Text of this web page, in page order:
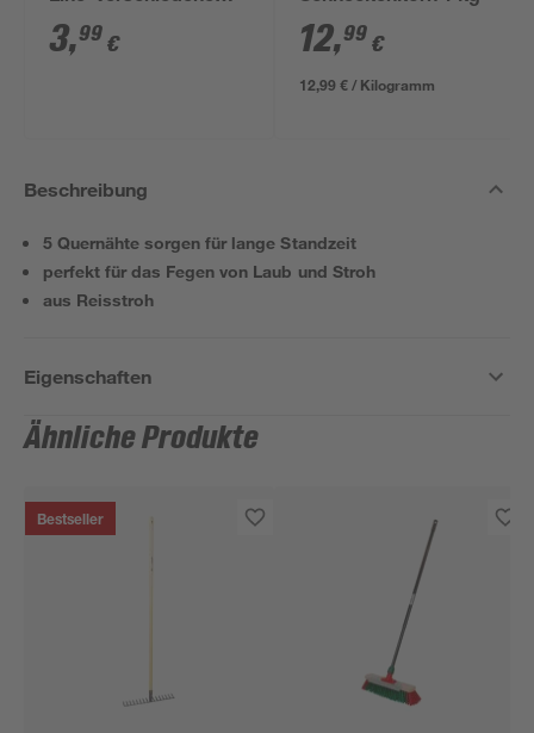
Farben
3,99 € 12,99 €
12,99 € / Kilogramm
Beschreibung
5 Quernähte sorgen für lange Standzeit
perfekt für das Fegen von Laub und Stroh
aus Reisstroh
Eigenschaften
Ähnliche Produkte
Bestseller